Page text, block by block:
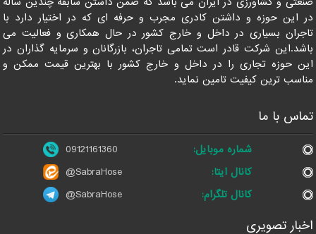
در این حوزه و داشتن کادری مجرب و حرفه ای که در اختیار دارد با
تاجران بسیاری در داخل و خارج کشور در حال همکاری و فعالیت می
باشد.این شرکت قادر است تمامی تاجران، بازرگانان و سرمایه گذاران در
این حوزه تجاری را در داخل و خارج کشور با بهترین قیمت ممکن و
مناسب ترین کیفیت تامین نماید.
تماس با ما
شماره موبایل:
09121161360
کانال ایتا:
@SabraHose
کانال تلگرام:
@SabraHose
اخبار تصویری